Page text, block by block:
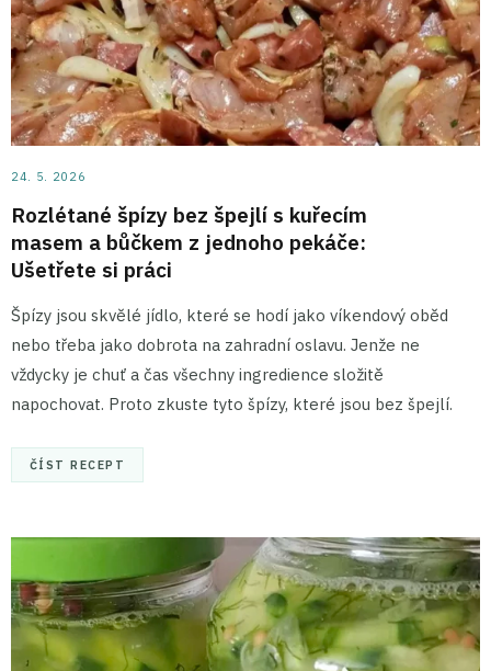
24. 5. 2026
Rozlétané špízy bez špejlí s kuřecím
masem a bůčkem z jednoho pekáče:
Ušetřete si práci
Špízy jsou skvělé jídlo, které se hodí jako víkendový oběd
nebo třeba jako dobrota na zahradní oslavu. Jenže ne
vždycky je chuť a čas všechny ingredience složitě
napochovat. Proto zkuste tyto špízy, které jsou bez špejlí.
ČÍST RECEPT